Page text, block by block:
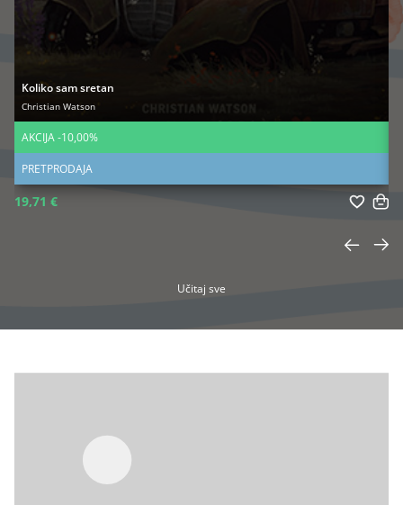
Koliko sam sretan
Christian Watson
AKCIJA -10,00%
PRETPRODAJA
19,71 €
Učitaj sve